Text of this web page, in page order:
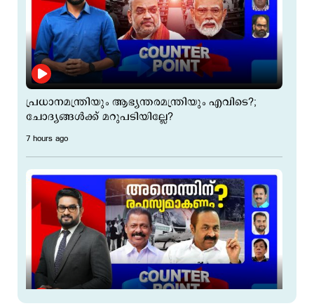
പ്രധാനമന്ത്രിയും ആഭ്യന്തരമന്ത്രിയും എവിടെ?;
ചോദ്യങ്ങള്‍ക്ക് മറുപടിയില്ലേ?
7 hours ago